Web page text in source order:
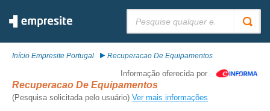
Início Empresite Portugal Recuperacao De Equipamentos
Informação oferecida por
Recuperacao De Equipamentos
(Pesquisa solicitada pelo usuário) Ver mais informações